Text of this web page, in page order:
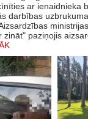
ar ienaidnieka
darbības
zināt" paziņojis